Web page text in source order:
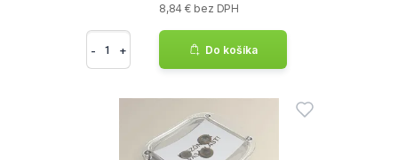
8,84 € bez DPH
- + Do košíka